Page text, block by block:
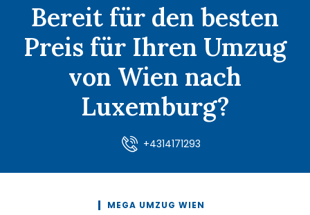
Bereit für den besten
Preis für Ihren Umzug
von Wien nach
Luxemburg?
+4314171293
MEGA UMZUG WIEN